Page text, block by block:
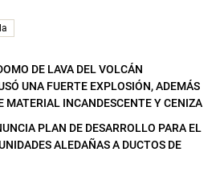
DE LAVA DEL VOLCÁN
UNA FUERTE EXPLOSIÓN, ADEMÁS
MATERIAL INCANDESCENTE Y CENIZA
PLAN DE DESARROLLO PARA EL
ALEDAÑAS A DUCTOS DE